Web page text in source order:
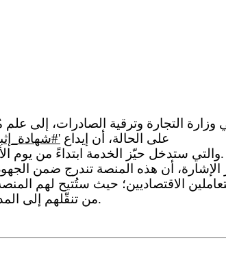
على الحالة، أن إيداع
والتي ستدخل حيّز الخدمة ابتداءً من يوم الأحد 05 نوفمبر 2023.
الإشارة، أن هذه المنصة تندرج ضمن
الاقتصاديين؛ حيث ستُتيح لهم
من تنقّلهم إلى المديريات الولائية للتجارة وترقية الصادرات.